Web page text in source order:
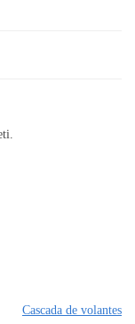
Cascada de volantes